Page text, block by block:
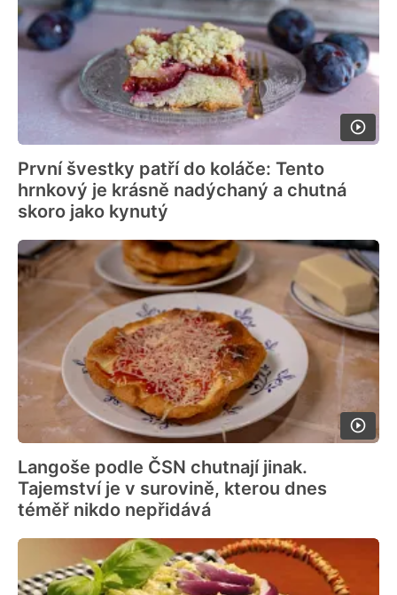
První švestky patří do koláče: Tento
hrnkový je krásně nadýchaný a chutná
skoro jako kynutý
Langoše podle ČSN chutnají jinak.
Tajemství je v surovině, kterou dnes
téměř nikdo nepřidává